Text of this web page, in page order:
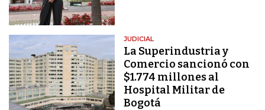
JUDICIAL
La Superindustria y
Comercio sancionó con
$1.774 millones al
Hospital Militar de
Bogotá